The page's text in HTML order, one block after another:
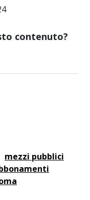
contenuto?
mezzi pubblici